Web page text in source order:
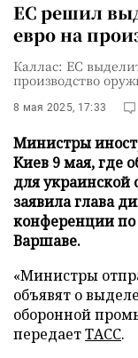
ЕС решил
евро на
Каллас: ЕС
производство
8 мая 2025, 17:33
Министры
Киев 9 мая, где
для
заявила глава
конференции
Варшаве.
«Министры
объявят о
оборонной
передаетТАСС.